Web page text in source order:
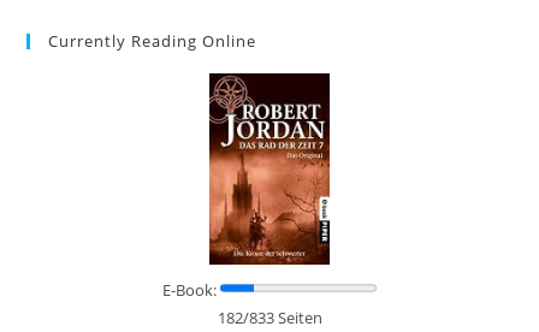
Currently Reading Online
E-Book:
182/833 Seiten